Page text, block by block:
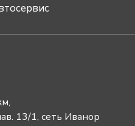
13/1, сеть Иванор